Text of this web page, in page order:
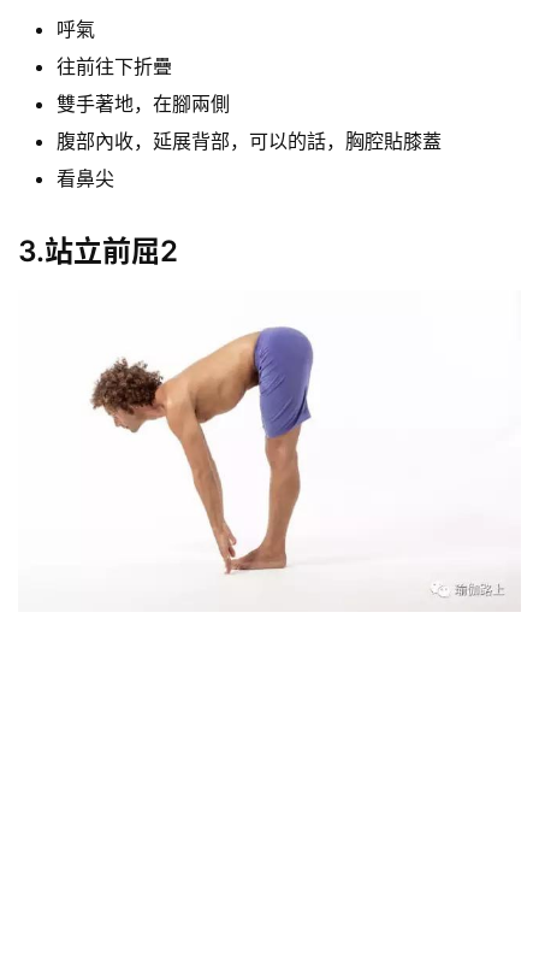
呼氣
往前往下折疊
雙手著地，在腳兩側
腹部內收，延展背部，可以的話，胸腔貼膝蓋
看鼻尖
3.站立前屈2